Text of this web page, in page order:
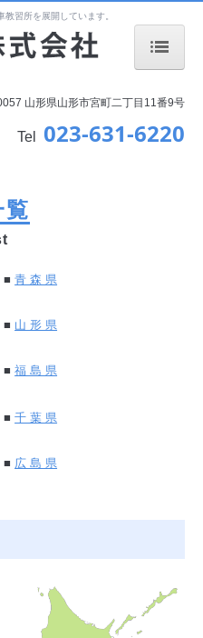
習所を展開しています。
山形県山形市宮町二丁目11番9号
Tel 023-631-6220
覧
■青 森 県
■ 山 形 県
■福 島 県
■千 葉 県
■ 広 島 県